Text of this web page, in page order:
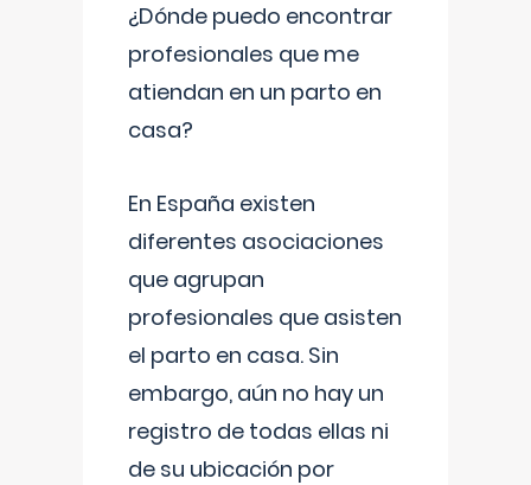
¿Dónde puedo encontrar
profesionales que me
atiendan en un parto en
casa?
En España existen
diferentes asociaciones
que agrupan
profesionales que asisten
el parto en casa. Sin
embargo, aún no hay un
registro de todas ellas ni
de su ubicación por